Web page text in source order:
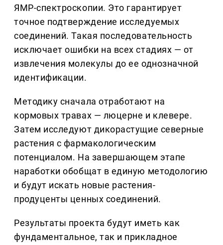
ЯМР-спектроскопии. Это гарантирует
точное подтверждение исследуемых
соединений. Такая последовательность
исключает ошибки на всех стадиях — от
извлечения молекулы до ее однозначной
идентификации.
Методику сначала отработают на
кормовых травах — люцерне и клевере.
Затем исследуют дикорастущие северные
растения с фармакологическим
потенциалом. На завершающем этапе
наработки обобщат в единую методологию
и будут искать новые растения-
продуценты ценных соединений.
Результаты проекта будут иметь как
фундаментальное, так и прикладное